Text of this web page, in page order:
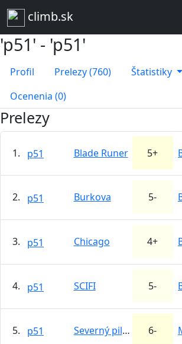
climb.sk
'p51' - 'p51'
Profil Prelezy (760)
Štatistiky
Ocenenia (0)
Prelezy
1. p51 Blade Runer 5+
2. p51 Burkova 5-
3. p51 Chicago 4+
4. p51 SCIFI 5-
5. p51 Severný pilier 6-